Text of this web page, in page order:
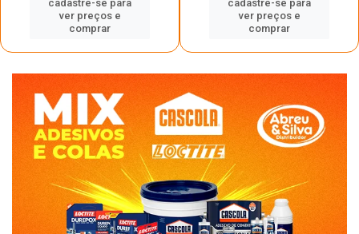
cadastre-se para
ver preços e
comprar
cadastre-se para
ver preços e
comprar